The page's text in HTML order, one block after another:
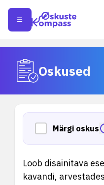
Oskused
Märgi oskus
Loob disainitava
kavandi,